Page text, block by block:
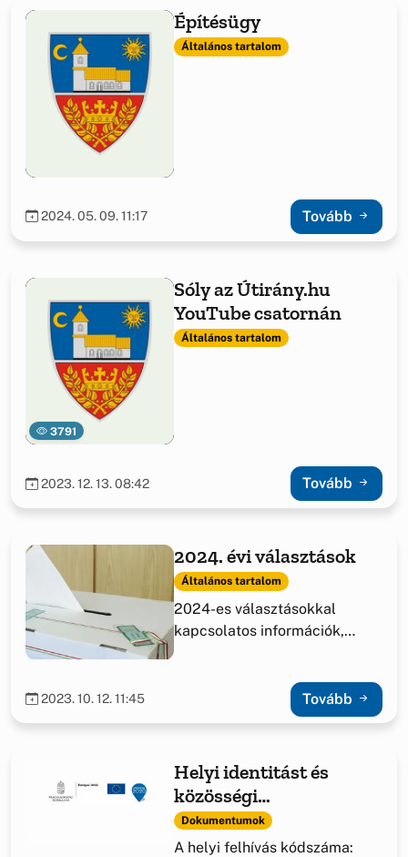
Építésügy
Általános tartalom
2024. 05. 09. 11:17 Tovább
3791
Sóly az Útirány.hu
YouTube csatornán
Általános tartalom
2023. 12. 13. 08:42 Tovább
2024. évi választások
Általános tartalom
2024-es választásokkal
kapcsolatos információk,
2023. 10. 12. 11:45 Tovább
Helyi identitást és
közösségi
együttműködést segítő
fejlesztések támogatása
Dokumentumok
A helyi felhívás kódszáma: